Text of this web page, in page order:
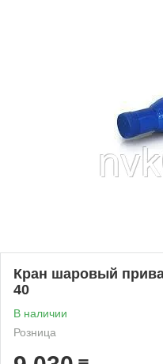
Кран шаровый
40
В наличии
Розница